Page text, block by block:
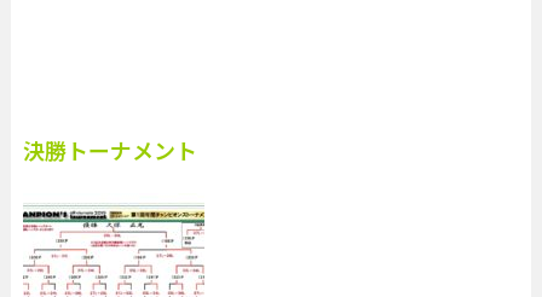
決勝トーナメント